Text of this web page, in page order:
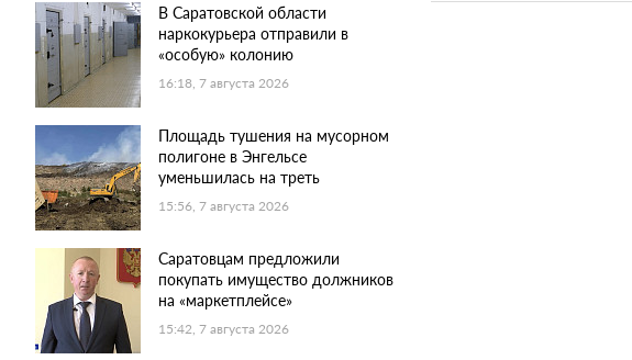
В Саратовской области
наркокурьера отправили в
«особую» колонию
16:18, 7 августа 2026
Площадь тушения на мусорном
полигоне в Энгельсе
уменьшилась на треть
15:56, 7 августа 2026
Саратовцам предложили
покупать имущество должников
на «маркетплейсе»
15:42, 7 августа 2026